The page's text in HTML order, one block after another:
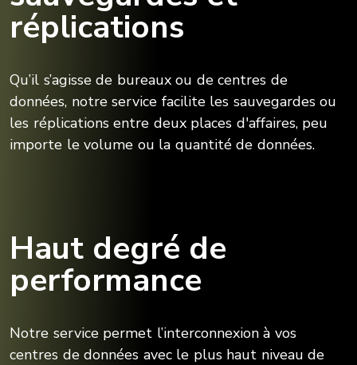
réplications
Qu’il s’agisse de bureaux ou de centres de
données, notre service facilite les sauvegardes ou
les réplications entre deux places d'affaires, peu
importe le volume ou la quantité de données.
Haut degré de
performance
Notre service permet l’interconnexion à vos
centres de données avec le plus haut niveau de